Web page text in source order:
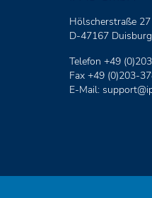
Hölscherstraße 27
D-47167 Duisburg
Telefon +49
Fax +49 (0)203-
E-Mail: support